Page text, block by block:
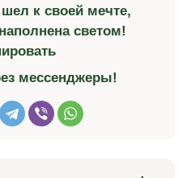
к своей мечте,
светом!
мессенджеры!